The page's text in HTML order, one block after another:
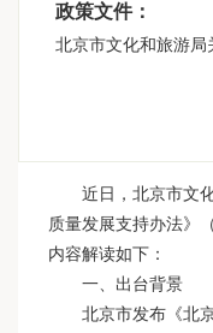
政策文件：
北京市文化和旅游
近日，北京市文
质量发展支持办法》
内容解读如下：
一、出台背景
北京市发布《北